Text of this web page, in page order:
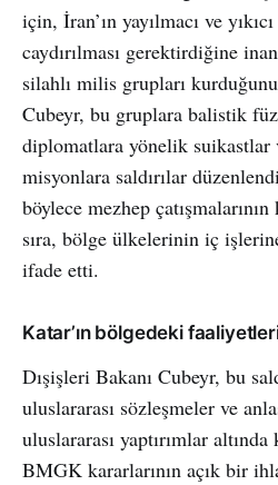
için, İran’ın yayılmacı ve
caydırılması gerektirdiğine
silahlı milis grupları
Cubeyr, bu gruplara balistik
diplomatlara yönelik
misyonlara saldırılar
böylece mezhep çatışmalarının
sıra, bölge ülkelerinin iç
ifade etti.
Katar’ın bölgedeki
Dışişleri Bakanı Cubeyr, bu
uluslararası sözleşmeler ve
uluslararası yaptırımlar altında
BMGK kararlarının açık bir